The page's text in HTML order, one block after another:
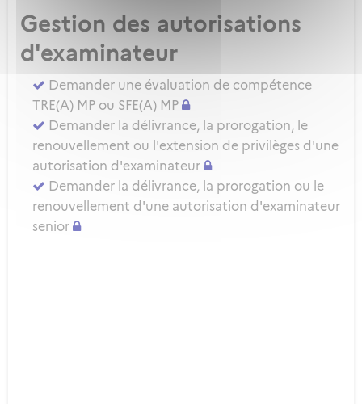
Gestion des autorisations
d'examinateur
Demander une évaluation de compétence
TRE(A) MP ou SFE(A) MP
Demander la délivrance, la prorogation, le
renouvellement ou l'extension de privilèges d'une
autorisation d'examinateur
Demander la délivrance, la prorogation ou le
renouvellement d'une autorisation d'examinateur
senior